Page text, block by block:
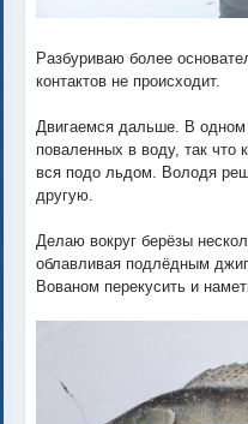
Разбуриваю более
контактов не происходит.
Двигаемся дальше. В
поваленных в воду, так что
вся подо льдом. Володя
другую.
Делаю вокруг берёзы
облавливая подлёдным
Вованом перекусить и